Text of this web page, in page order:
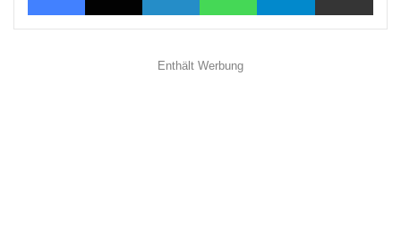
Enthält Werbung